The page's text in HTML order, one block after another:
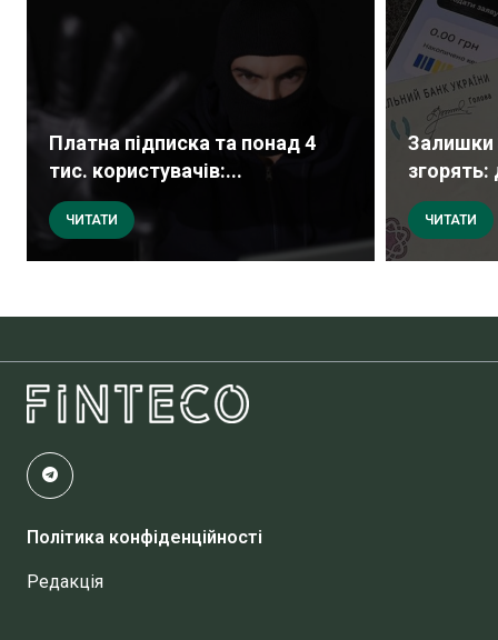
Платна підписка та понад 4
тис. користувачів:...
ЧИТАТИ
Залишки
згорять:
ЧИТАТИ
Політика конфіденційності
Редакція